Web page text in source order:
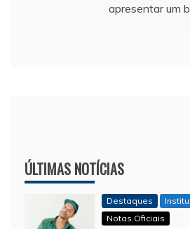
apresentar um
ÚLTIMAS NOTÍCIAS
Destaques
Notas Oficiais